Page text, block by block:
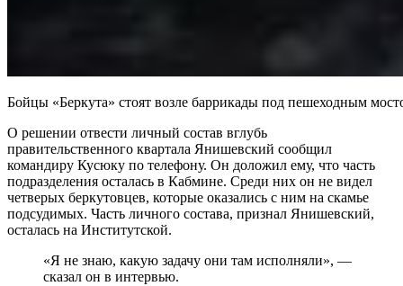
Бойцы «Беркута» стоят возле баррикады под пешеходным
О решении отвести личный состав вглубь
правительственного квартала Янишевский сообщил
командиру Кусюку по телефону. Он доложил ему, что часть
подразделения осталась в Кабмине. Среди них он не видел
четверых беркутовцев, которые оказались с ним на скамье
подсудимых. Часть личного состава, признал Янишевский,
осталась на Институтской.
«Я не знаю, какую задачу они там исполняли», —
сказал он в интервью.